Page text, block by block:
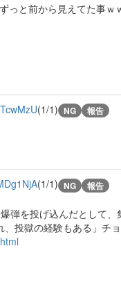
っと前から見えてた事ｗ
(1/1) NG 報告
(1/1) NG 報告
弾を投げ込んだとして
投獄の経験もある」チ